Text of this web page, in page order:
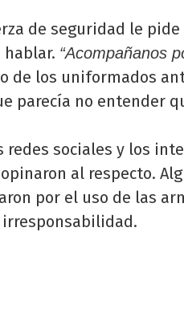
de seguridad le
hablar. “Acompañanos
de los uniformados
parecía no entender
redes sociales y los
al respecto.
por el uso de las